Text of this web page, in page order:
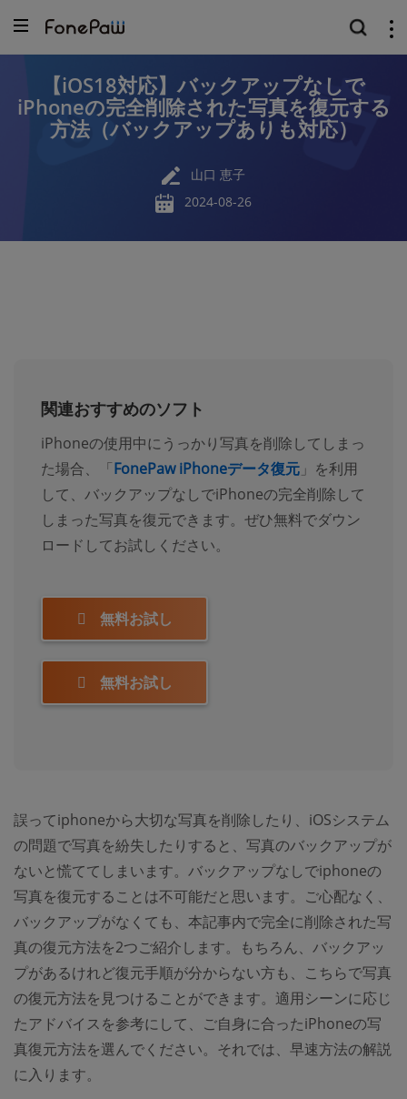
【iOS18対応】バックアップなしで
iPhoneの完全削除された写真を復元する
方法（バックアップありも対応）
山口 恵子
2024-08-26
関連おすすめのソフト
iPhoneの使用中にうっかり写真を削除してしまっ
た場合、「FonePaw iPhoneデータ復元 」を利用
して、バックアップなしでiPhoneの完全削除して
しまった写真を復元できます。ぜひ無料でダウン
ロードしてお試しください。
無料お試し
無料お試し
誤ってiphoneから大切な写真を削除したり、iOSシステム
の問題で写真を紛失したりすると、写真のバックアップが
ないと慌ててしまいます。バックアップなしでiphoneの
写真を復元することは不可能だと思います。ご心配なく、
バックアップがなくても、本記事内で完全に削除された写
真の復元方法を2つご紹介します。もちろん、バックアッ
プがあるけれど復元手順が分からない方も、こちらで写真
の復元方法を見つけることができます。適用シーンに応じ
たアドバイスを参考にして、ご自身に合ったiPhoneの写
真復元方法を選んでください。それでは、早速方法の解説
に入ります。